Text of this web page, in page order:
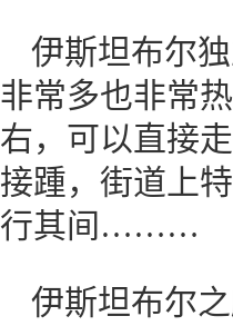
伊斯坦布尔
非常多也非常
右，可以直接
接踵，街道上
行其间………
伊斯坦布尔